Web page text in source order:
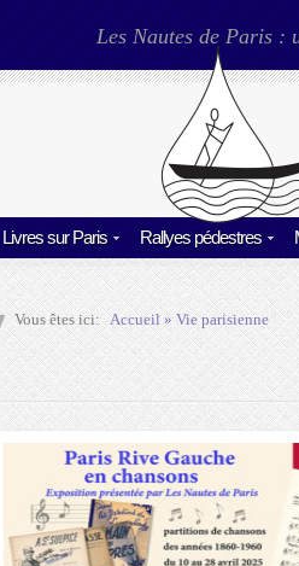
Les Nautes de Paris :
Livres sur Paris Rallyes pédestres
Vous êtes ici: Accueil»Vie parisienne